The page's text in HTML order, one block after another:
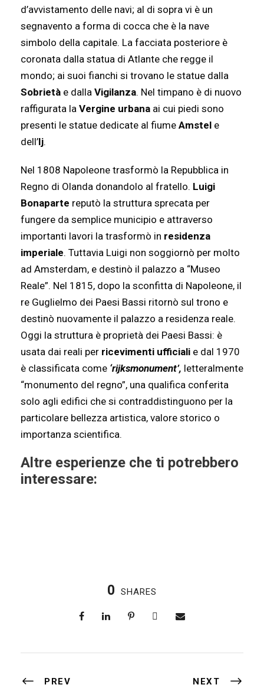
d’avvistamento delle navi; al di sopra vi è un
segnavento a forma di cocca che è la nave
simbolo della capitale. La facciata posteriore è
coronata dalla statua di Atlante che regge il
mondo; ai suoi fianchi si trovano le statue dalla
Sobrietà e dalla Vigilanza. Nel timpano è di nuovo
raffigurata la Vergine urbana ai cui piedi sono
presenti le statue dedicate al fiume Amstel e
dell’Ij.
Nel 1808 Napoleone trasformò la Repubblica in
Regno di Olanda donandolo al fratello. Luigi
Bonaparte reputò la struttura sprecata per
fungere da semplice municipio e attraverso
importanti lavori la trasformò in residenza
imperiale. Tuttavia Luigi non soggiornò per molto
ad Amsterdam, e destinò il palazzo a “Museo
Reale”. Nel 1815, dopo la sconfitta di Napoleone, il
re Guglielmo dei Paesi Bassi ritornò sul trono e
destinò nuovamente il palazzo a residenza reale.
Oggi la struttura è proprietà dei Paesi Bassi: è
usata dai reali per ricevimenti ufficiali e dal 1970
è classificata come ‘rijksmonument’, letteralmente
“monumento del regno”, una qualifica conferita
solo agli edifici che si contraddistinguono per la
particolare bellezza artistica, valore storico o
importanza scientifica.
Altre esperienze che ti potrebbero
interessare:
0 SHARES
PREV NEXT